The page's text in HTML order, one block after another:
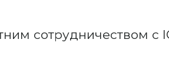
сотрудничеством с